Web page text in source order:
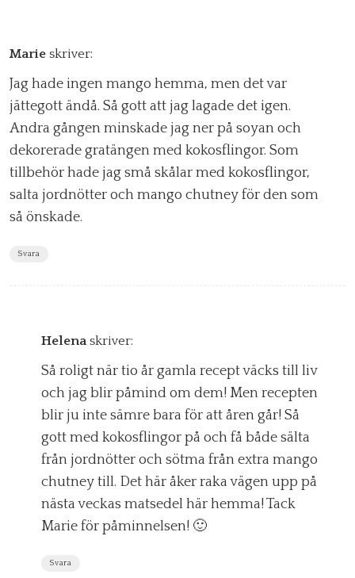
Marie skriver:
Jag hade ingen mango hemma, men det var
jättegott ändå. Så gott att jag lagade det igen.
Andra gången minskade jag ner på soyan och
dekorerade gratängen med kokosflingor. Som
tillbehör hade jag små skålar med kokosflingor,
salta jordnötter och mango chutney för den som
så önskade.
Svara
Helena skriver:
Så roligt när tio år gamla recept väcks till liv
och jag blir påmind om dem! Men recepten
blir ju inte sämre bara för att åren går! Så
gott med kokosflingor på och få både sälta
från jordnötter och sötma från extra mango
chutney till. Det här åker raka vägen upp på
nästa veckas matsedel här hemma! Tack
Marie för påminnelsen! 🙂
Svara